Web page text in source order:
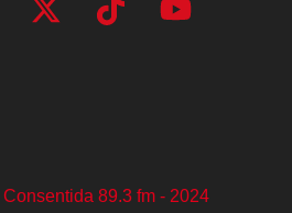
89.3 fm - 2024